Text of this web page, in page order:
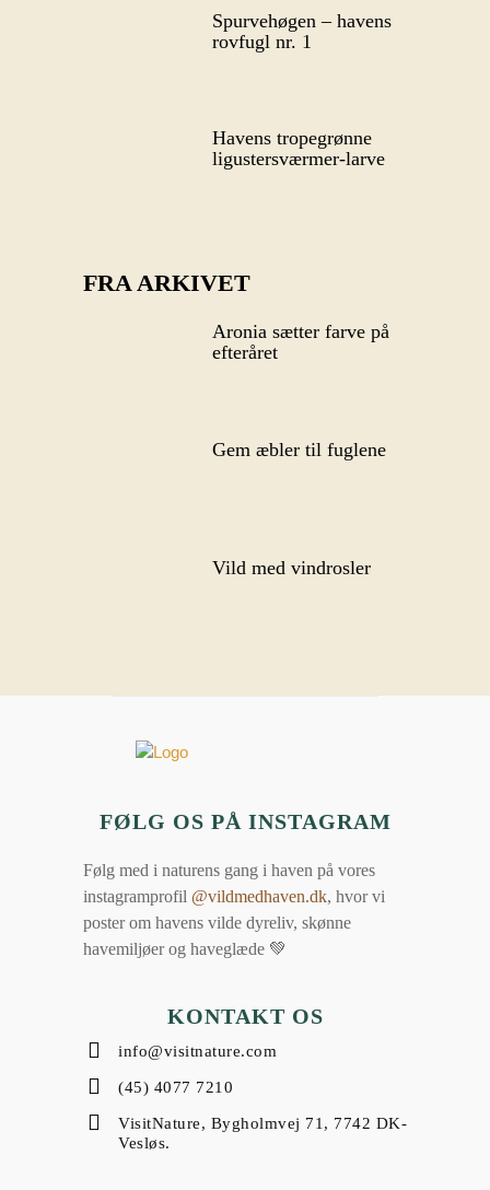
Spurvehøgen – havens
rovfugl nr. 1
Havens tropegrønne
ligustersværmer-larve
FRA ARKIVET
Aronia sætter farve på
efteråret
Gem æbler til fuglene
Vild med vindrosler
FØLG OS PÅ INSTAGRAM
Følg med i naturens gang i haven på vores
instagramprofil @vildmedhaven.dk, hvor vi
poster om havens vilde dyreliv, skønne
havemiljøer og haveglæde 💚
KONTAKT OS
info@visitnature.com
(45) 4077 7210
VisitNature, Bygholmvej 71, 7742 DK-
Vesløs.